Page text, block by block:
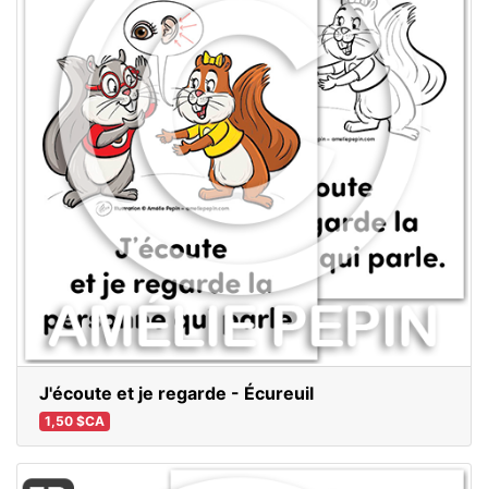
J'écoute et je regarde - Écureuil
1,50 $CA